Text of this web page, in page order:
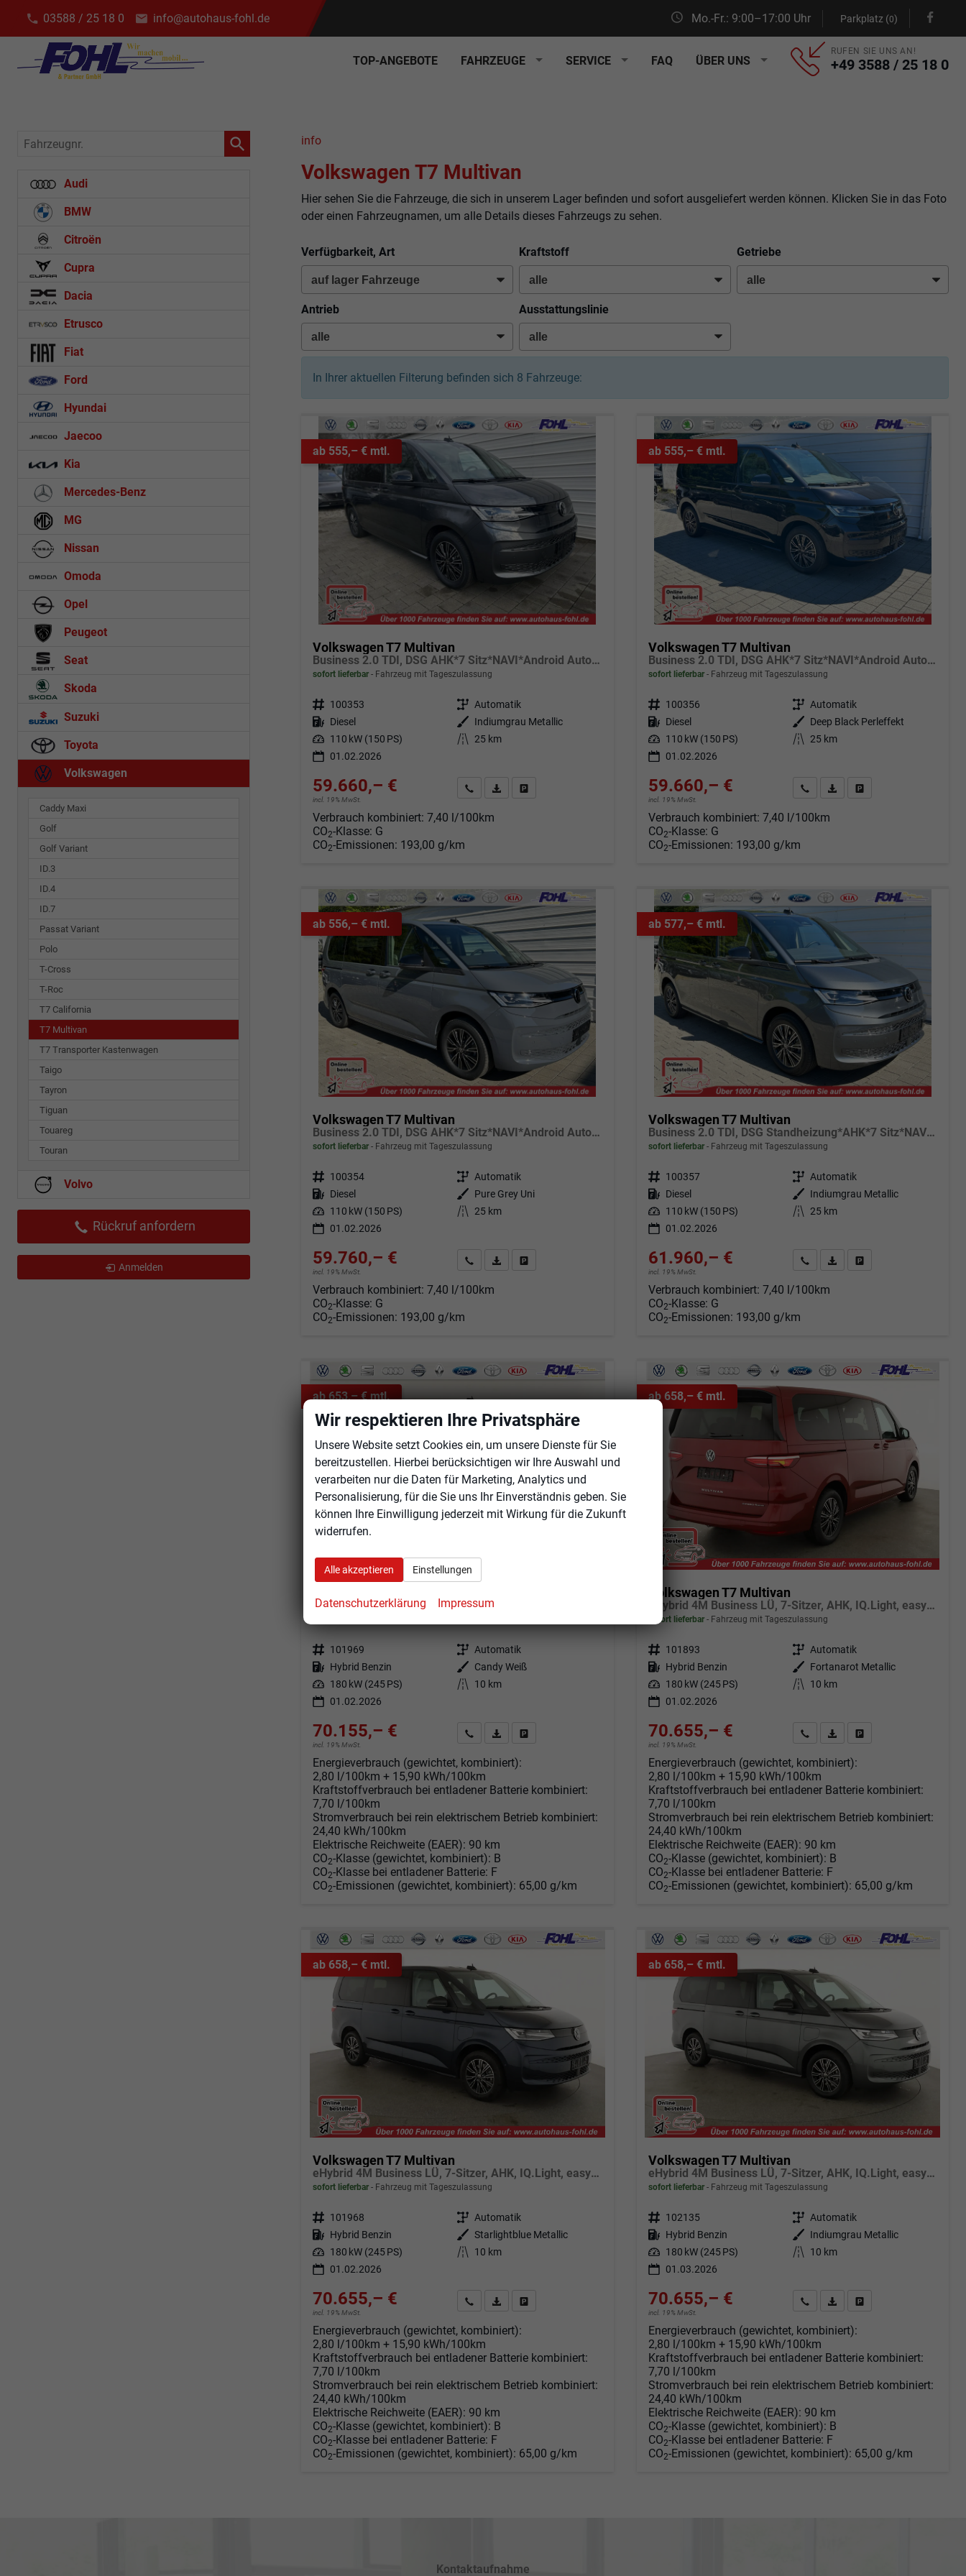
03588 / 25 18 0 info@autohaus-fohl.de Mo.-Fr.: 9:00–17:00 Uhr Parkplatz (0)
TOP-ANGEBOTE FAHRZEUGE SERVICE FAQ ÜBER UNS
RUFEN SIE UNS AN!
+49 3588 / 25 18 0
info
Volkswagen T7 Multivan
Hier sehen Sie die Fahrzeuge, die sich in unserem Lager befinden und sofort ausgeliefert werden können. Klicken Sie in das Foto
oder einen Fahrzeugnamen, um alle Details dieses Fahrzeugs zu sehen.
Verfügbarkeit, Art Kraftstoff Getriebe
Antrieb Ausstattungslinie
In Ihrer aktuellen Filterung befinden sich 8 Fahrzeuge:
ab 555,– € mtl.
Volkswagen T7 Multivan
Business 2.0 TDI, DSG AHK*7 Sitz*NAVI*Android Auto*SHZ*Matrix*17"*Kamera*3Z Klimaauto*
sofort lieferbar Fahrzeug mit Tageszulassung
Fahrzeugnr. 100353 Getriebe Automatik
Kraftstoff Diesel Außenfarbe
Indiumgrau Metallic
Leistung 110 kW (150 PS) Kilometerstand 25 km
01.02.2026
59.660,– €
incl. 19% MwSt.
Angebot anfordern
Fahrzeugexpose (PDF)
Verbrauch kombiniert:7,40 l/100km
CO2-Klasse: G
CO2-Emissionen: 193,00 g/km
ab 555,– € mtl.
Volkswagen T7 Multivan
Business 2.0 TDI, DSG AHK*7 Sitz*NAVI*Android Auto*SHZ*Matrix*17"*Kamera*3Z Klimaauto*
sofort lieferbar Fahrzeug mit Tageszulassung
Fahrzeugnr. 100356 Getriebe Automatik
Kraftstoff Diesel Außenfarbe
Deep Black Perleffekt
Leistung 110 kW (150 PS) Kilometerstand 25 km
01.02.2026
59.660,– €
incl. 19% MwSt.
Angebot anfordern
Fahrzeugexpose (PDF)
Fahrzeug parken
Verbrauch kombiniert: 7,40 l/100km
CO2-Klasse: G
CO2-Emissionen: 193,00 g/km
ab 556,– € mtl.
Volkswagen T7 Multivan
Business 2.0 TDI, DSG AHK*7 Sitz*NAVI*Android Auto*SHZ*Matrix*17"*Kamera*3Z Klimaauto*
sofort lieferbar Fahrzeug mit Tageszulassung
Fahrzeugnr. 100354 Getriebe Automatik
Kraftstoff Diesel Außenfarbe
Pure Grey Uni
Leistung 110 kW (150 PS) Kilometerstand 25 km
01.02.2026
59.760,– €
incl. 19% MwSt.
Angebot anfordern
Fahrzeugexpose (PDF)
Verbrauch kombiniert:7,40 l/100km
CO2-Klasse: G
CO2-Emissionen: 193,00 g/km
ab 577,– € mtl.
Volkswagen T7 Multivan
Business 2.0 TDI, DSG Standheizung*AHK*7 Sitz*NAVI*Android Auto*SHZ*Matrix*17"*Kamera*3Z Klimaauto*
sofort lieferbar Fahrzeug mit Tageszulassung
Fahrzeugnr. 100357 Getriebe Automatik
Kraftstoff Diesel Außenfarbe
Indiumgrau Metallic
Leistung 110 kW (150 PS) Kilometerstand 25 km
01.02.2026
61.960,– €
incl. 19% MwSt.
Angebot anfordern
Fahrzeugexpose (PDF)
Fahrzeug parken
Verbrauch kombiniert: 7,40 l/100km
CO2-Klasse: G
CO2-Emissionen: 193,00 g/km
ab 653,– € mtl.
Fahrzeugnr. 101969 Getriebe Automatik
Kraftstoff Hybrid Benzin Außenfarbe
Candy Weiß
Leistung 180 kW (245 PS) Kilometerstand
10 km
01.02.2026
70.155,– €
incl. 19% MwSt.
Angebot anfordern
Fahrzeugexpose (PDF)
Energieverbrauch (gewichtet, kombiniert):
2,80 l/100km + 15,90 kWh/100km
Kraftstoffverbrauch bei entladener Batterie kombiniert:
7,70 l/100km
Stromverbrauch bei rein elektrischem Betrieb kombiniert:
24,40 kWh/100km
Elektrische Reichweite (EAER): 90 km
CO2-Klasse (gewichtet, kombiniert): B
CO2-Klasse bei entladener Batterie: F
CO2-Emissionen (gewichtet, kombiniert): 65,00 g/km
ab 658,– € mtl.
Volkswagen T7 Multivan
eHybrid 4M Business LÜ, 7-Sitzer, AHK, IQ.Light, easyOpen, Navi, 5-J Garantie
sofort lieferbar Fahrzeug mit Tageszulassung
Fahrzeugnr. 101893 Getriebe Automatik
Kraftstoff Hybrid Benzin Außenfarbe
Fortanarot Metallic
Leistung 180 kW (245 PS) Kilometerstand
10 km
01.02.2026
70.655,– €
incl. 19% MwSt.
Angebot anfordern
Fahrzeugexpose (PDF)
Fahrzeug parken
Energieverbrauch (gewichtet, kombiniert):
2,80 l/100km + 15,90 kWh/100km
Kraftstoffverbrauch bei entladener Batterie kombiniert:
7,70 l/100km
Stromverbrauch bei rein elektrischem Betrieb kombiniert:
24,40 kWh/100km
Elektrische Reichweite (EAER): 90 km
CO2-Klasse (gewichtet, kombiniert): B
CO2-Klasse bei entladener Batterie: F
CO2-Emissionen (gewichtet, kombiniert): 65,00 g/km
ab 658,– € mtl.
Volkswagen T7 Multivan
eHybrid 4M Business LÜ, 7-Sitzer, AHK, IQ.Light, easyOpen, Navi, 5-J Garantie
sofort lieferbar Fahrzeug mit Tageszulassung
Fahrzeugnr. 101968 Getriebe Automatik
Kraftstoff Hybrid Benzin Außenfarbe Starlightblue Metallic
Leistung 180 kW (245 PS) Kilometerstand
10 km
01.02.2026
70.655,– €
incl. 19% MwSt.
Angebot anfordern
Fahrzeugexpose (PDF)
Energieverbrauch (gewichtet, kombiniert):
2,80 l/100km + 15,90 kWh/100km
Kraftstoffverbrauch bei entladener Batterie kombiniert:
7,70 l/100km
Stromverbrauch bei rein elektrischem Betrieb kombiniert:
24,40 kWh/100km
Elektrische Reichweite (EAER): 90 km
CO2-Klasse (gewichtet, kombiniert): B
CO2-Klasse bei entladener Batterie: F
CO2-Emissionen (gewichtet, kombiniert): 65,00 g/km
ab 658,– € mtl.
Volkswagen T7 Multivan
eHybrid 4M Business LÜ, 7-Sitzer, AHK, IQ.Light, easyOpen, Navi, 5-J Garantie
sofort lieferbar Fahrzeug mit Tageszulassung
Fahrzeugnr. 102135 Getriebe Automatik
Kraftstoff Hybrid Benzin Außenfarbe
Indiumgrau Metallic
Leistung 180 kW (245 PS) Kilometerstand
10 km
01.03.2026
70.655,– €
incl. 19% MwSt.
Angebot anfordern
Fahrzeugexpose (PDF)
Fahrzeug parken
Energieverbrauch (gewichtet, kombiniert):
2,80 l/100km + 15,90 kWh/100km
Kraftstoffverbrauch bei entladener Batterie kombiniert:
7,70 l/100km
Stromverbrauch bei rein elektrischem Betrieb kombiniert:
24,40 kWh/100km
Elektrische Reichweite (EAER): 90 km
CO2-Klasse (gewichtet, kombiniert): B
CO2-Klasse bei entladener Batterie: F
CO2-Emissionen (gewichtet, kombiniert): 65,00 g/km
Fahrzeugnr.
Audi
BMW
Citroën
Cupra
Dacia
Etrusco
Fiat
Ford
Hyundai
Jaecoo
Kia
Mercedes-Benz
MG
Nissan
Omoda
Opel
Peugeot
Seat
Skoda
Suzuki
Toyota
Volkswagen
Caddy Maxi
Golf
Golf Variant
ID.3
ID.4
ID.7
Passat Variant
Polo
T-Cross
T-Roc
T7 California
T7 Multivan
T7 Transporter Kastenwagen
Taigo
Tayron
Tiguan
Touareg
Touran
Volvo
Rückruf anfordern
Anmelden
Kontaktaufnahme
Wir respektieren Ihre Privatsphäre
Unsere Website setzt Cookies ein, um unsere Dienste für Sie
bereitzustellen. Hierbei berücksichtigen wir Ihre Auswahl und
verarbeiten nur die Daten für Marketing, Analytics und
Personalisierung, für die Sie uns Ihr Einverständnis geben. Sie
können Ihre Einwilligung jederzeit mit Wirkung für die Zukunft
widerrufen.
Alle akzeptieren Einstellungen
Datenschutzerklärung Impressum